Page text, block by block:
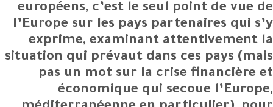
européens, c’est le seul point de vue de
l’Europe sur les pays partenaires qui s’y
exprime, examinant attentivement la
situation qui prévaut dans ces pays (mais
pas un mot sur la crise financière et
économique qui secoue l’Europe,